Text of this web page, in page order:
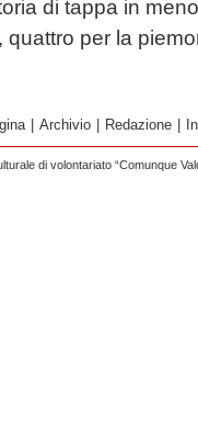
di tappa in
quattro per la
| Archivio | Redazione |
di volontariato “Comunque